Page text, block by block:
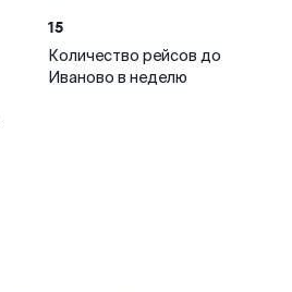
15
Количество рейсов до
Иваново в неделю